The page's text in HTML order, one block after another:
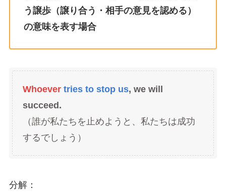
う譲歩（譲り合う・相手の意見を認める）
の意味を表す場合
Whoever tries to stop us, we will
succeed.
（誰が私たちを止めようと、私たちは成功
するでしょう）
分解：